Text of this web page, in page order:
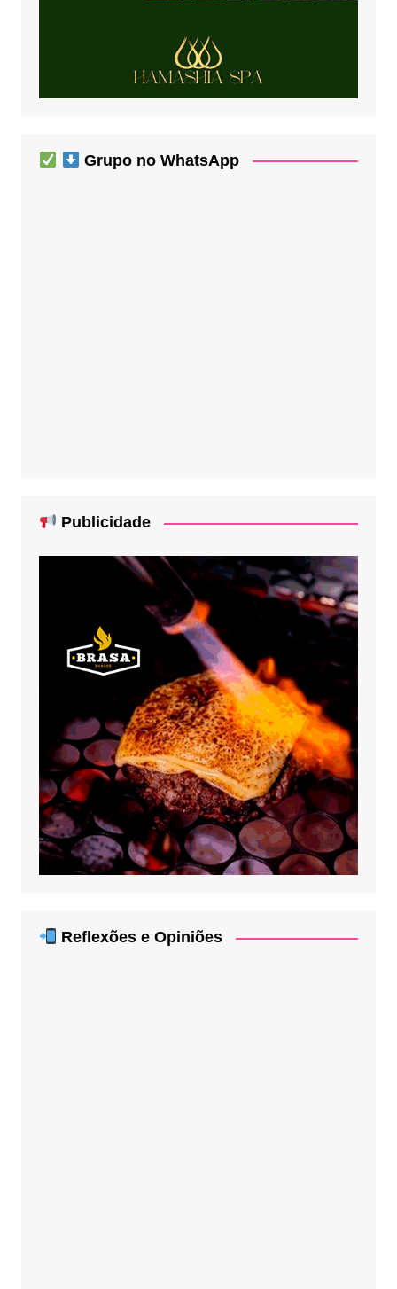
Grupo no WhatsApp
Publicidade
Reflexões e Opiniões